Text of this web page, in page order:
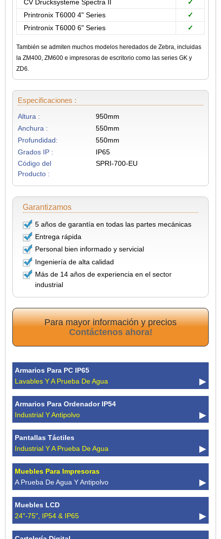
CV Drucksysteme Spectra II
✓
Printronix T6000 4" Series
✓
Printronix T6000 6" Series
✓
También se admiten muchos modelos heredados de Zebra, incluidas
la ZM400, ZM600 e impresoras de escritorio como las series GK y
ZD6.
Especificaciones :
Altura :
950mm
Anchura :
550mm
Profundidad:
550mm
Grados IP :
IP65
Código del
Producto :
SPRI-700-EU
Garantizamos
5 años de garantía en todas las partes mecánicas
Entrega rápida
Personal bien informado y servicial
Ingeniería de alta calidad
Más de 14 años de experiencia en el sector
industrial
Para mayor información y precios
Contáctenos ahora!
Armarios Para PC IP65
Lavables Y A Prueba De Agua
Armarios Para Ordenador IP54
Industrial Y Antipolvo
Pantallas Táctiles
Industrial Y A Prueba De Agua
Muebles Para Impresoras
A Prueba De Agua Y Antipolvo
Muebles LCD
24"-75", IP54 & IP65